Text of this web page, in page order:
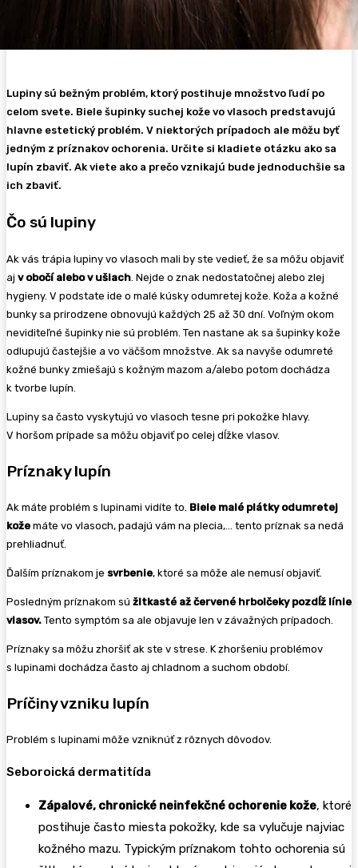
Lupiny sú bežným problém, ktorý postihuje množstvo ľudí po
celom svete. Biele šupinky suchej kože vo vlasoch predstavujú
hlavne estetický problém. V niektorých prípadoch ale môžu byť
jedným z príznakov ochorenia. Určite si kladiete otázku ako sa
lupín zbaviť. Ak viete ako a prečo vznikajú bude jednoduchšie sa
ich zbaviť.
Čo sú lupiny
Ak vás trápia lupiny vo vlasoch mali by ste vedieť, že sa môžu objaviť
aj v obočí alebo v ušiach . Nejde o znak nedostatočnej alebo zlej
hygieny. V podstate ide o malé kúsky odumretej kože. Koža a kožné
bunky sa prirodzene obnovujú každých 25 až 30 dní. Voľným okom
neviditeľné šupinky nie sú problém. Ten nastane ak sa šupinky kože
odlupujú častejšie a vo väčšom množstve. Ak sa navyše odumreté
kožné bunky zmiešajú s kožným mazom a/alebo potom dochádza
k tvorbe lupín.
Lupiny sa často vyskytujú vo vlasoch tesne pri pokožke hlavy.
V horšom prípade sa môžu objaviť po celej dĺžke vlasov.
Príznaky lupín
Ak máte problém s lupinami vidíte to. Biele malé plátky odumretej
kože máte vo vlasoch, padajú vám na plecia,… tento príznak sa nedá
prehliadnuť.
Ďalším príznakom je svrbenie, ktoré sa môže ale nemusí objaviť.
Posledným príznakom sú žltkasté až červené hrbolčeky pozdĺž línie
vlasov. Tento symptóm sa ale objavuje len v závažných prípadoch.
Príznaky sa môžu zhoršiť ak ste v strese. K zhoršeniu problémov
s lupinami dochádza často aj chladnom a suchom období.
Príčiny vzniku lupín
Problém s lupinami môže vzniknúť z rôznych dôvodov.
Seboroická dermatitída
Zápalové, chronické neinfekčné ochorenie kože, ktoré
postihuje často miesta pokožky, kde sa vylučuje najviac
kožného mazu. Typickým príznakom tohto ochorenia sú